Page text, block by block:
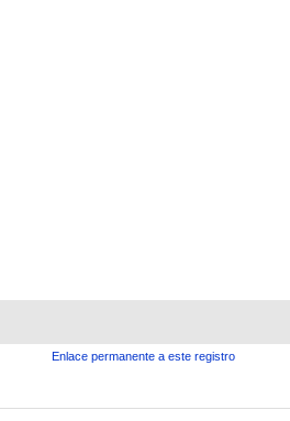
Enlace permanente a este registro